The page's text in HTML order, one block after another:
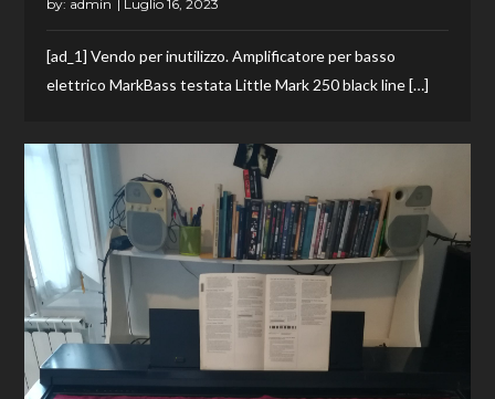
by: admin
[ad_1] Vendo per inutilizzo. Amplificatore per basso
elettrico MarkBass testata Little Mark 250 black line […]